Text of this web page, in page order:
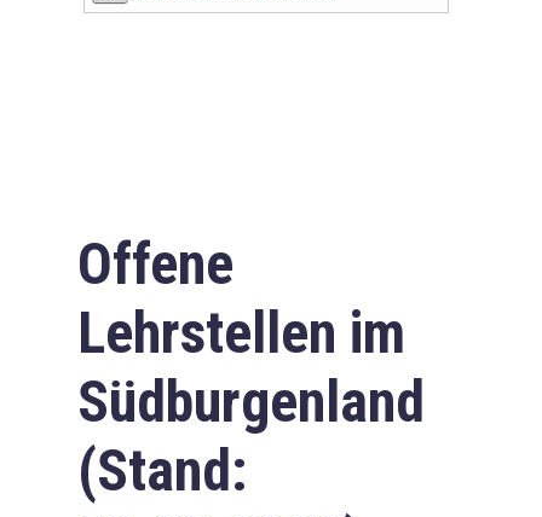
Offene
Lehrstellen im
Südburgenland
(Stand: